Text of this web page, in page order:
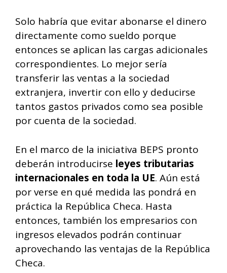
Solo habría que evitar abonarse el dinero
directamente como sueldo porque
entonces se aplican las cargas adicionales
correspondientes. Lo mejor sería
transferir las ventas a la sociedad
extranjera, invertir con ello y deducirse
tantos gastos privados como sea posible
por cuenta de la sociedad.
En el marco de la iniciativa BEPS pronto
deberán introducirse leyes tributarias
internacionales en toda la UE. Aún está
por verse en qué medida las pondrá en
práctica la República Checa. Hasta
entonces, también los empresarios con
ingresos elevados podrán continuar
aprovechando las ventajas de la República
Checa.